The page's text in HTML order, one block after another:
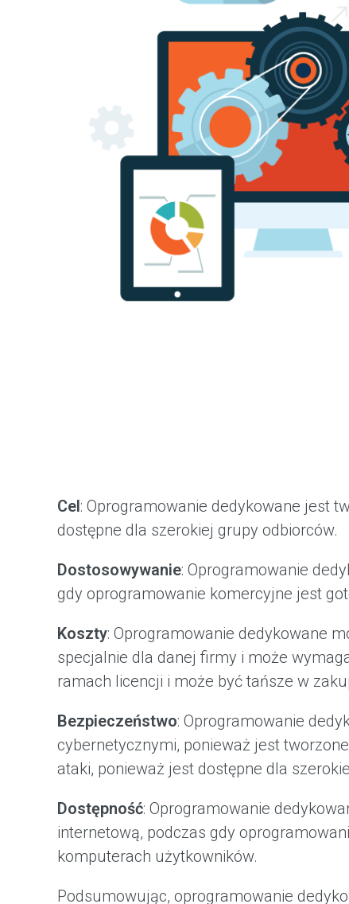
Cel: Oprogramowanie dedykowane jest
dostępne dla szerokiej grupy odbiorców.
Dostosowywanie: Oprogramowanie
gdy oprogramowanie komercyjne jest
Koszty: Oprogramowanie dedykowane
specjalnie dla danej firmy i może
ramach licencji i może być tańsze w
Bezpieczeństwo: Oprogramowanie
cybernetycznymi, ponieważ jest
ataki, ponieważ jest dostępne dla
Dostępność: Oprogramowanie
internetową, podczas gdy
komputerach użytkowników.
Podsumowując, oprogramowanie